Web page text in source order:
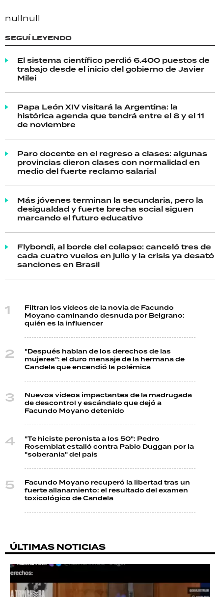
nullnull
SEGUÍ LEYENDO
El sistema científico perdió 6.400 puestos de
trabajo desde el inicio del gobierno de Javier
Milei
Papa León XIV visitará la Argentina: la
histórica agenda que tendrá entre el 8 y el 11
de noviembre
Paro docente en el regreso a clases: algunas
provincias dieron clases con normalidad en
medio del fuerte reclamo salarial
Más jóvenes terminan la secundaria, pero la
desigualdad y fuerte brecha social siguen
marcando el futuro educativo
Flybondi, al borde del colapso: canceló tres de
cada cuatro vuelos en julio y la crisis ya desató
sanciones en Brasil
Filtran los videos de la novia de Facundo
Moyano caminando desnuda por Belgrano:
quién es la influencer
"Después hablan de los derechos de las
mujeres": el duro mensaje de la hermana de
Candela que encendió la polémica
Nuevos videos impactantes de la madrugada
de descontrol y escándalo que dejó a
Facundo Moyano detenido
"Te hiciste peronista a los 50": Pedro
Rosemblat estalló contra Pablo Duggan por la
"soberanía" del país
Facundo Moyano recuperó la libertad tras un
fuerte allanamiento: el resultado del examen
toxicológico de Candela
ÚLTIMAS NOTICIAS